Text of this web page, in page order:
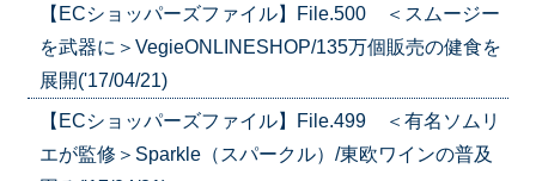
【ECショッパーズファイル】File.500 ＜スムージー
を武器に＞VegieONLINESHOP/135万個販売の健食を
展開('17/04/21)
【ECショッパーズファイル】File.499 ＜有名ソムリ
エが監修＞Sparkle（スパークル）/東欧ワインの普及